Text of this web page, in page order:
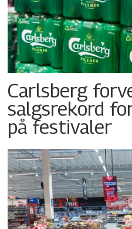
Carlsberg
salgsrekord
på festivaler